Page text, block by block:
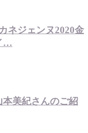
ネジェンヌ2020金
…
美紀さんのご紹